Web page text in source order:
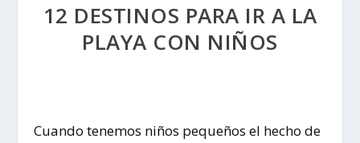
12 DESTINOS PARA IR A LA
PLAYA CON NIÑOS
Cuando tenemos niños pequeños el hecho de